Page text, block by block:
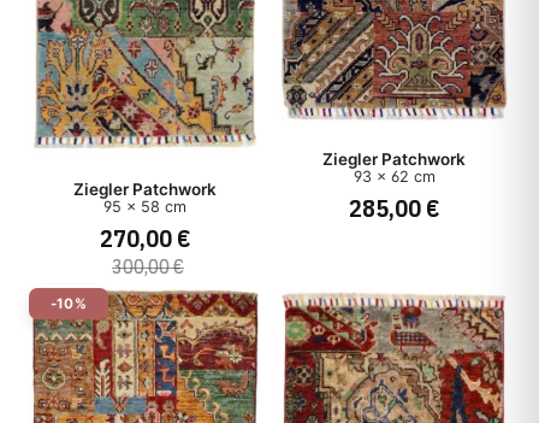
Ziegler Patchwork
95 x 58 cm
270,00 €
300,00 €
Ziegler Patchwork
93 x 62 cm
285,00 €
-10%